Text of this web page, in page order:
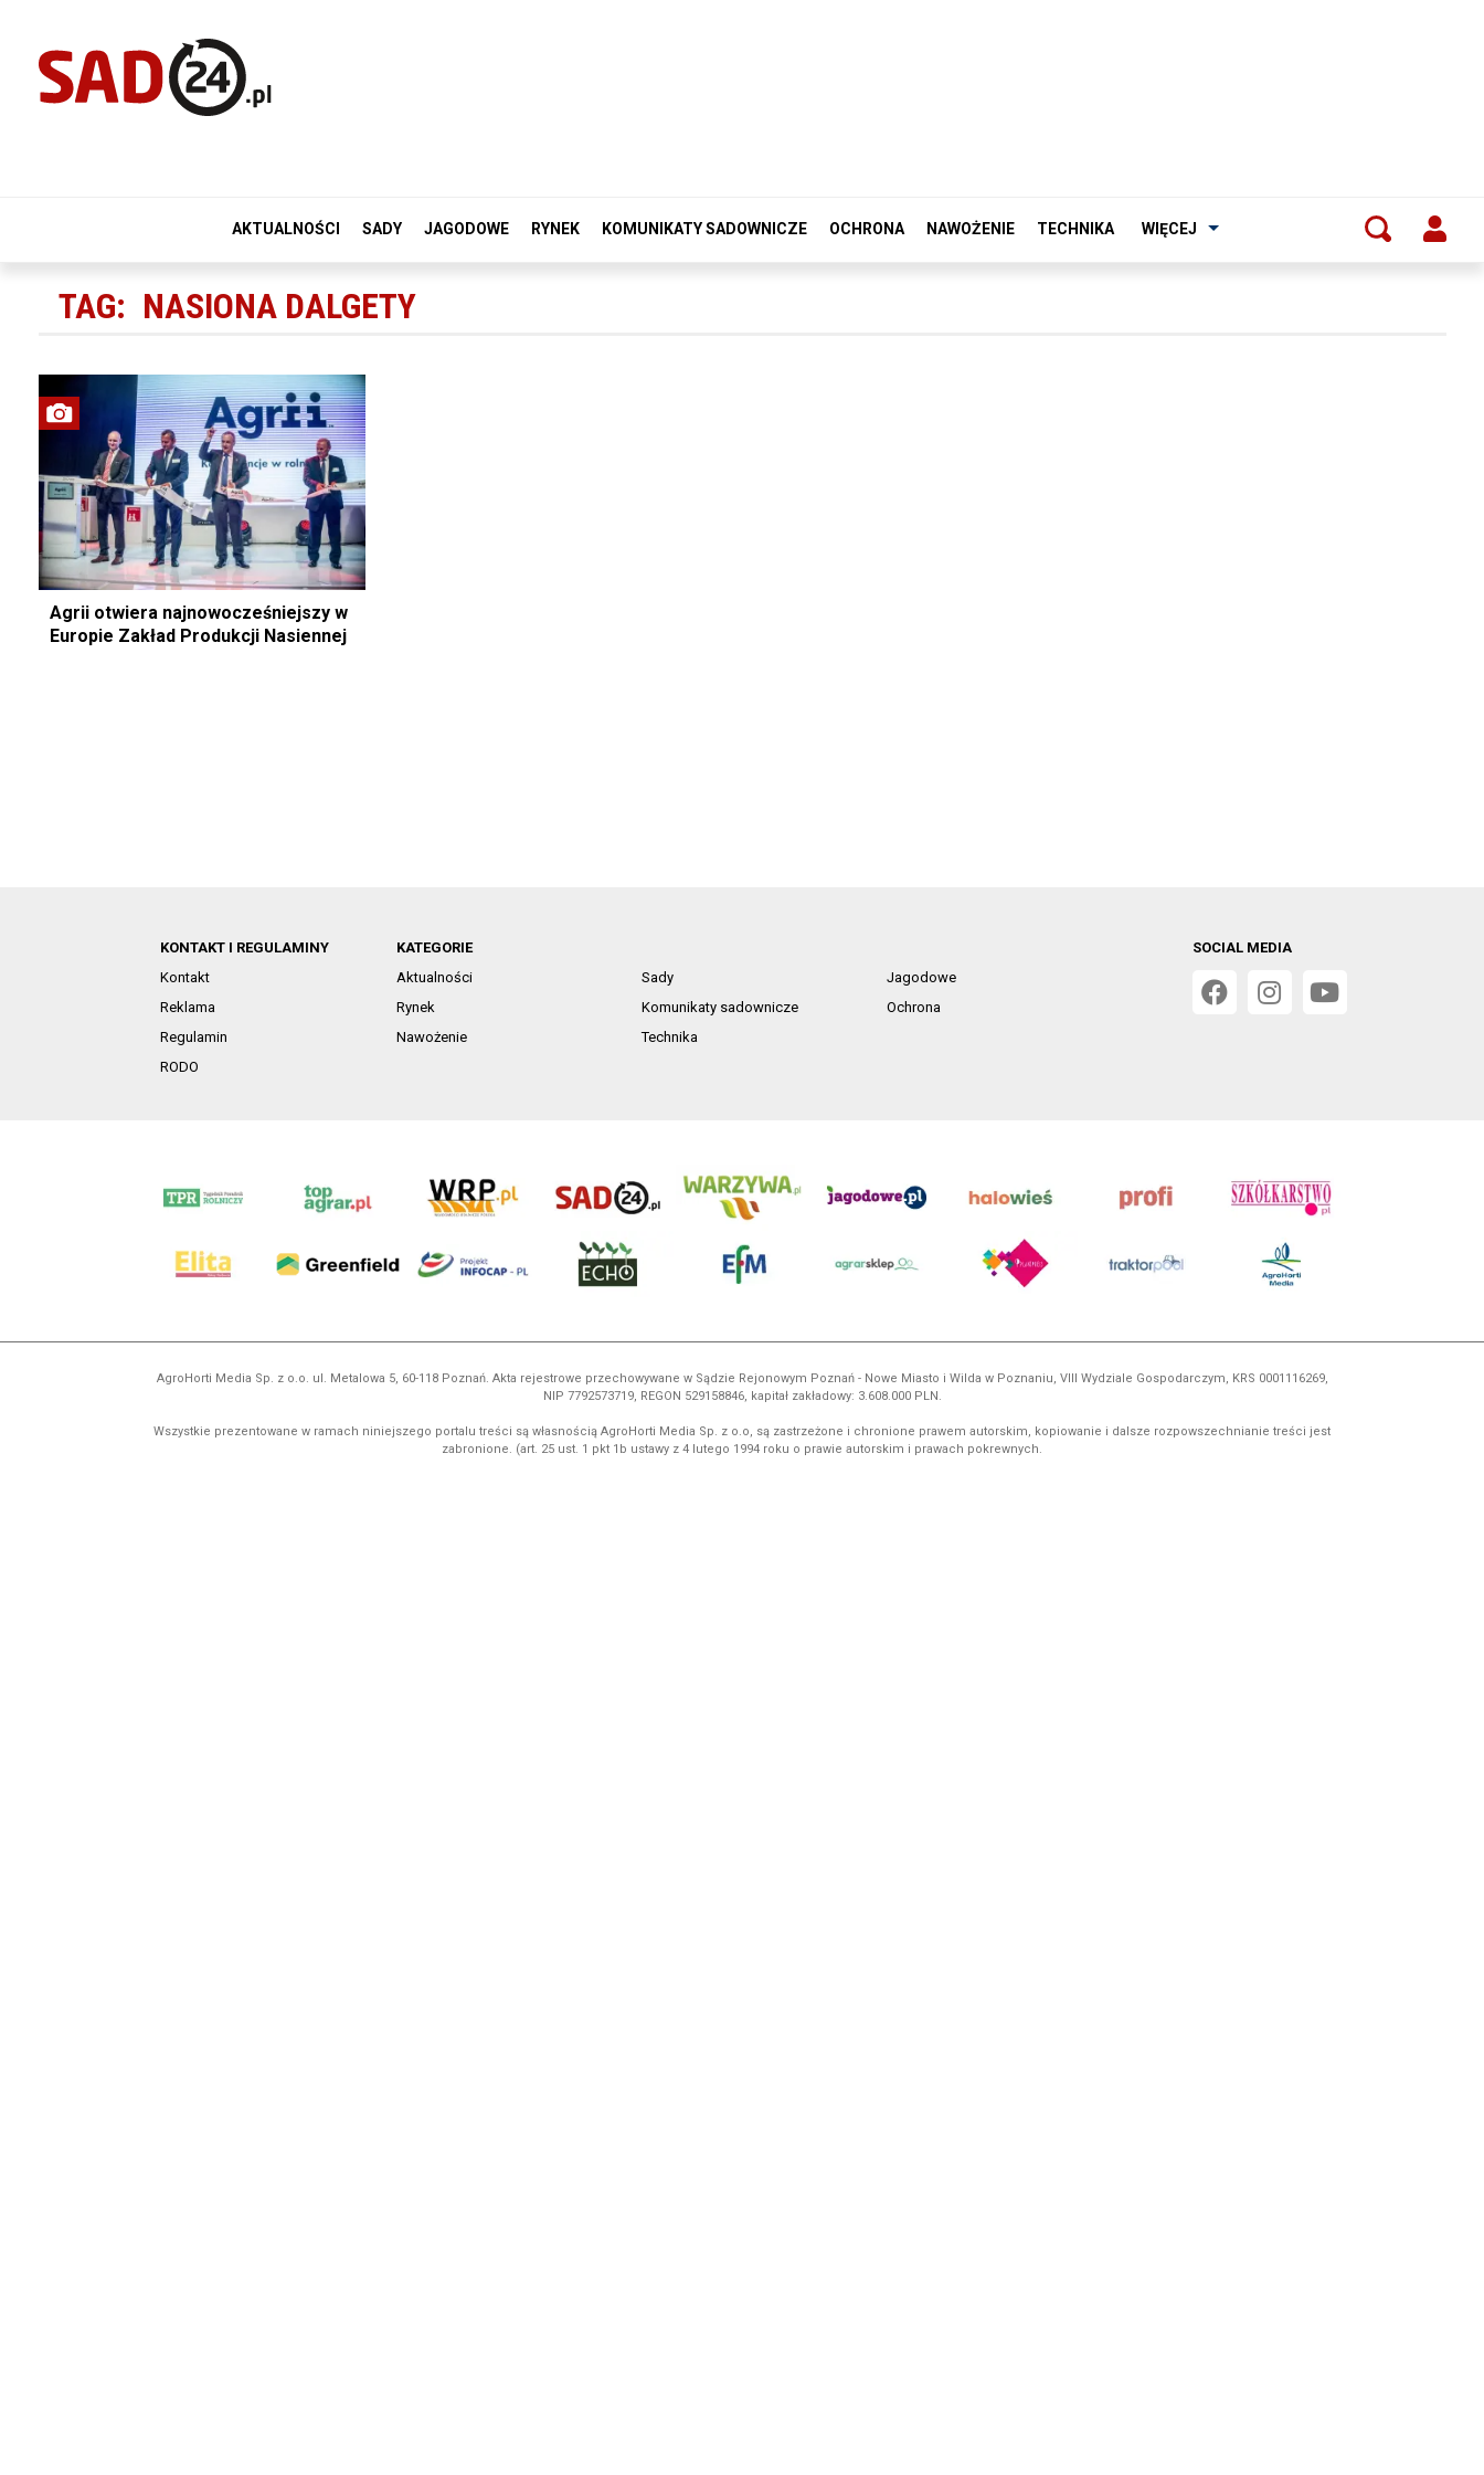
AKTUALNOŚCI SADY JAGODOWE RYNEK KOMUNIKATY SADOWNICZE OCHRONA NAWOŻENIE TECHNIKA WIĘCEJ
TAG: NASIONA DALGETY
Agrii otwiera najnowocześniejszy w
Europie Zakład Produkcji Nasiennej
KONTAKT I REGULAMINY
Kontakt
Reklama
Regulamin
RODO
KATEGORIE
Aktualności
Sady
Jagodowe
Rynek
Komunikaty sadownicze
Ochrona
Nawożenie
Technika
SOCIAL MEDIA
AgroHorti Media Sp. z o.o. ul. Metalowa 5, 60-118 Poznań. Akta rejestrowe przechowywane w Sądzie Rejonowym Poznań - Nowe Miasto i Wilda w Poznaniu, VIII Wydziale Gospodarczym, KRS 0001116269,
NIP 7792573719, REGON 529158846, kapitał zakładowy: 3.608.000 PLN.
Wszystkie prezentowane w ramach niniejszego portalu treści są własnością AgroHorti Media Sp. z o.o, są zastrzeżone i chronione prawem autorskim, kopiowanie i dalsze rozpowszechnianie treści jest
zabronione. (art. 25 ust. 1 pkt 1b ustawy z 4 lutego 1994 roku o prawie autorskim i prawach pokrewnych.